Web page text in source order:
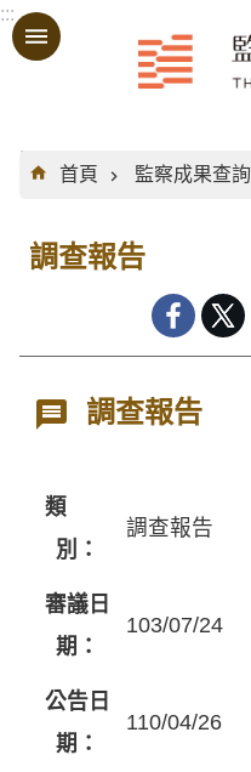
跳到主要內容區塊
:::
:::
首頁
監察成果查詢
調查報告
調查報告
類
別：
調查報告
審議日
期：
103/07/24
公告日
期：
110/04/26